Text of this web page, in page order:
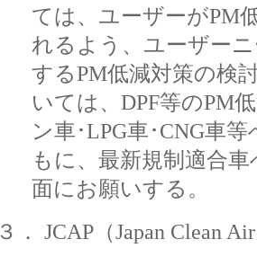
ては、ユーザーがPM
れるよう、ユーザー
するPM低減対策の検
いては、DPF等のPM
ン車･LPG車･CNG車
もに、最新規制適合
面にお願いする。
３． JCAP（Japan Clean